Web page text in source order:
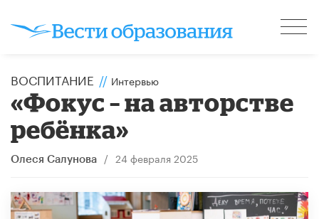
ВОСПИТАНИЕ // Интервью
«Фокус – на авторстве
ребёнка»
Олеся Салунова / 24 февраля 2025